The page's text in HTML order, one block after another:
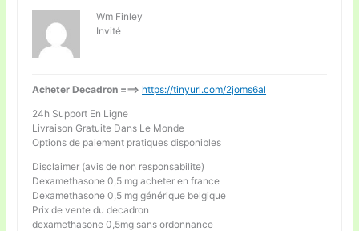
Wm Finley
Invité
Acheter Decadron ===> https://tinyurl.com/2joms6al
24h Support En Ligne
Livraison Gratuite Dans Le Monde
Options de paiement pratiques disponibles
Disclaimer (avis de non responsabilite)
Dexamethasone 0,5 mg acheter en france
Dexamethasone 0,5 mg générique belgique
Prix de vente du decadron
dexamethasone 0,5mg sans ordonnance